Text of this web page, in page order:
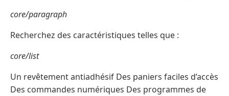
core/paragraph
Recherchez des caractéristiques telles que :
core/list
Un revêtement antiadhésif Des paniers faciles d’accès
Des commandes numériques Des programmes de